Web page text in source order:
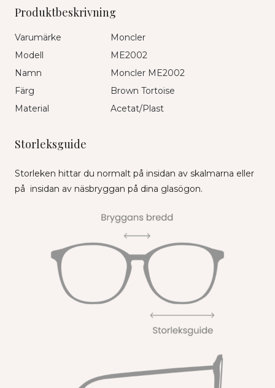
Produktbeskrivning
Varumärke
Moncler
Modell
ME2002
Namn
Moncler ME2002
Färg
Brown Tortoise
Material
Acetat/Plast
Storleksguide
Storleken hittar du normalt på insidan av skalmarna eller
på insidan av näsbryggan på dina glasögon.